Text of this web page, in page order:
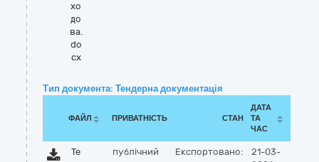
хо
до
ва.
do
cx
Тип документа: Тендерна документація
ФАЙЛ ПРИВАТНІСТЬ СТАН
ДАТА
ТА
ЧАС
Те
публічний Експортовано:
21-03-